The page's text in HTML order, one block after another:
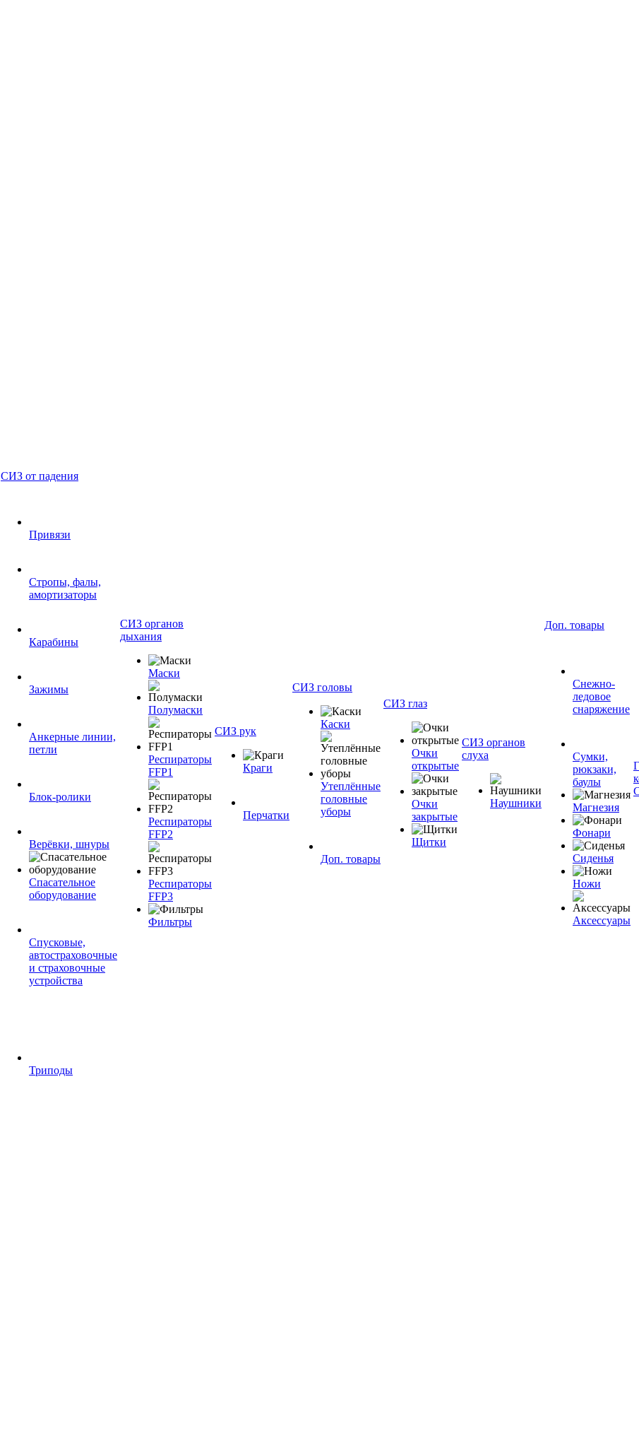
СИЗ от падения
Привязи
Стропы, фалы,
амортизаторы
Карабины
Зажимы
Анкерные линии,
петли
Блок-ролики
Верёвки, шнуры
Спасательное
оборудование
Спусковые,
автостраховочные
и страховочные
устройства
Триподы
СИЗ органов
дыхания
Маски
Полумаски
Респираторы
FFP1
Респираторы
FFP2
Респираторы
FFP3
Фильтры
СИЗ рук
Краги
Перчатки
СИЗ головы
Каски
Утеплённые
головные
уборы
Доп. товары
СИЗ глаз
Очки
открытые
Очки
закрытые
Щитки
СИЗ органов
слуха
Наушники
Доп. товары
Снежно-
ледовое
снаряжение
Сумки,
рюкзаки,
баулы
Магнезия
Фонари
Сиденья
Ножи
Аксессуары